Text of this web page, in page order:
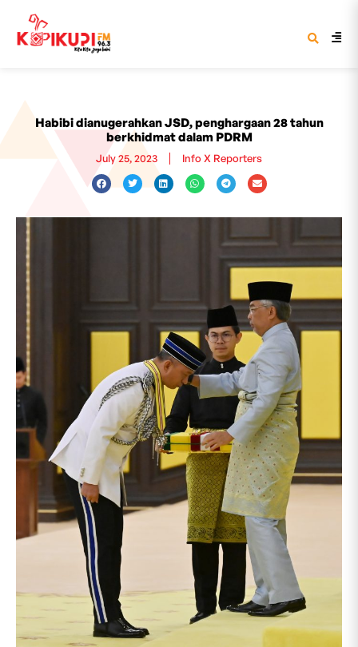
Habibi dianugerahkan JSD, penghargaan 28 tahun
berkhidmat dalam PDRM
July 25, 2023 Info X Reporters